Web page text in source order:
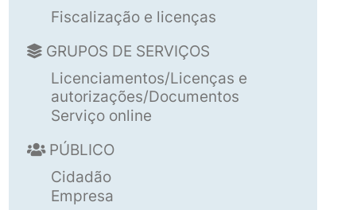
Fiscalização e licenças
GRUPOS DE SERVIÇOS
Licenciamentos/Licenças e
autorizações/Documentos
Serviço online
PÚBLICO
Cidadão
Empresa